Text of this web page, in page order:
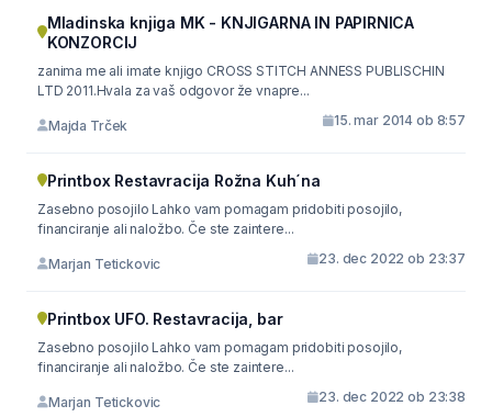
Mladinska knjiga MK - KNJIGARNA IN PAPIRNICA
KONZORCIJ
zanima me ali imate knjigo CROSS STITCH ANNESS PUBLISCHIN
LTD 2011.Hvala za vaš odgovor že vnapre...
Majda Trček 15. mar 2014 ob 8:57
Printbox Restavracija Rožna Kuh´na
Zasebno posojilo Lahko vam pomagam pridobiti posojilo,
financiranje ali naložbo. Če ste zaintere...
Marjan Tetickovic 23. dec 2022 ob 23:37
Printbox UFO. Restavracija, bar
Zasebno posojilo Lahko vam pomagam pridobiti posojilo,
financiranje ali naložbo. Če ste zaintere...
Marjan Tetickovic 23. dec 2022 ob 23:38